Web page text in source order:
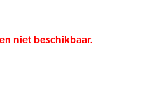
niet beschikbaar.